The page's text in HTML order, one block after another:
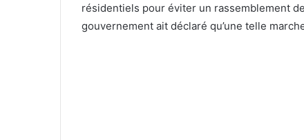
résidentiels pour éviter un rassemblement
gouvernement ait déclaré qu’une telle